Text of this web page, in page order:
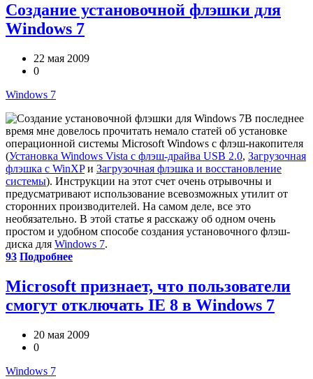
Создание установочной флэшки для
Windows 7
22 мая 2009
0
Windows 7
В последнее
время мне довелось прочитать немало статей об установке
операционной системы Microsoft Windows с флэш-накопителя
(Установка Windows Vista с флэш-драйва USB 2.0, Загрузочная
флэшка с WinXPи Загрузочная флэшка и восстановление
системы). Инструкции на этот счет очень отрывочны и
предусматривают использование всевозможных утилит от
сторонних производителей. На самом деле, все это
необязательно. В этой статье я расскажу об одном очень
простом и удобном способе создания установочного флэш-
диска для Windows 7.
93 Подробнее
Microsoft признает, что пользователи
смогут отключать IE 8 в Windows 7
20 мая 2009
0
Windows 7